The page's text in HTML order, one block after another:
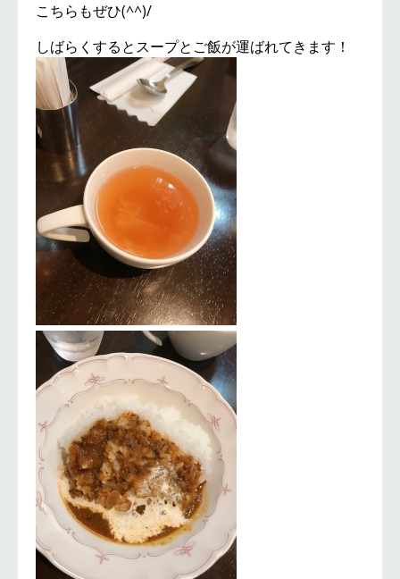
こちらもぜひ(^^)/
しばらくするとスープとご飯が運ばれてきます！